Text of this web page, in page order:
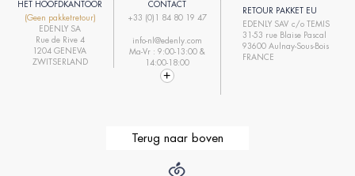
HET HOOFDKANTOOR
(Geen pakketretour)
EDENLY SA
Rue de Rive 4
1204 GENEVA
ZWITSERLAND
CONTACT
+33 (0)1 84 80 19 47
info-nl@edenly.com
Ma-Vr : 9:00-13:00 &
14:00-18:00
RETOUR PAKKET EU
EDENLY SAV c/o TEMIS
31-53 rue Blaise Pascal
93600 Aulnay-Sous-Bois
FRANCE
Terug naar boven